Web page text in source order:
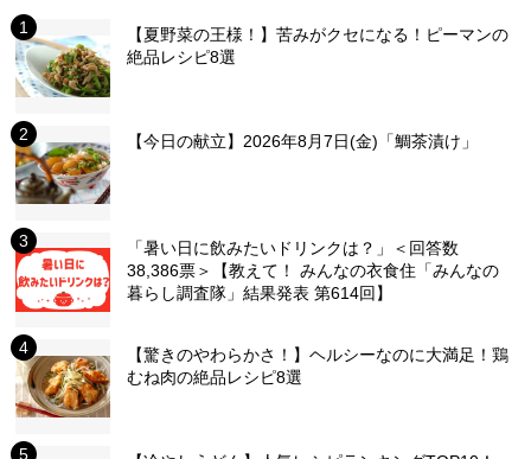
【夏野菜の王様！】苦みがクセになる！ピーマンの
絶品レシピ8選
【今日の献立】2026年8月7日(金)「鯛茶漬け」
「暑い日に飲みたいドリンクは？」＜回答数
38,386票＞【教えて！ みんなの衣食住「みんなの
暮らし調査隊」結果発表 第614回】
【驚きのやわらかさ！】ヘルシーなのに大満足！鶏
むね肉の絶品レシピ8選